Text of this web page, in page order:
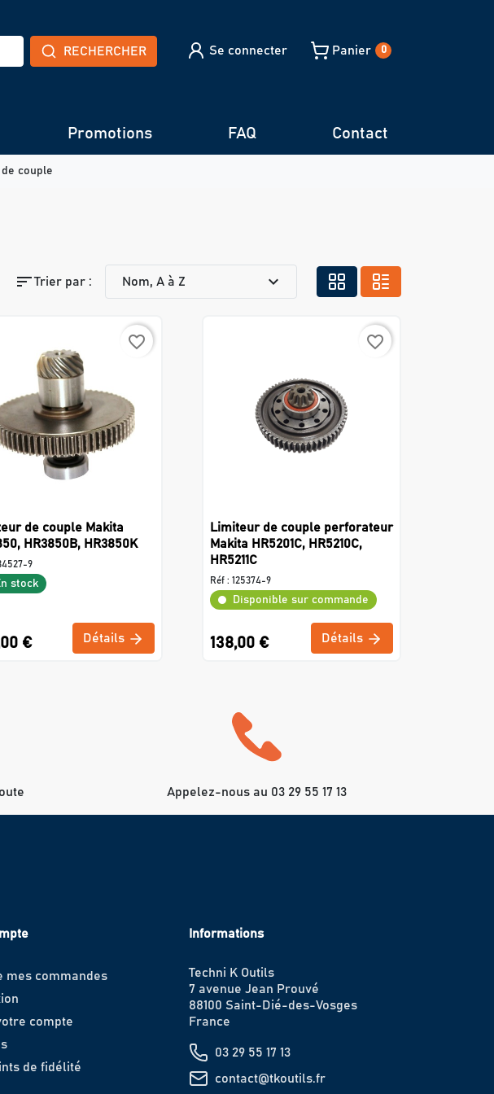
RECHERCHER Se connecter Panier 0
Promotions FAQ Contact
couple
sortTrier par : Nom, A à Z expand_more
favorite_border
de couple Makita
HR3850B, HR3850K
9
stock
€ Détails
favorite_border
Limiteur de couple perforateur
Makita HR5201C, HR5210C,
HR5211C
Réf : 125374-9
Disponible sur commande
138,00 € Détails
Appelez-nous au 03 29 55 17 13
mes commandes
compte
de fidélité
Informations
Techni K Outils
7 avenue Jean Prouvé
88100 Saint-Dié-des-Vosges
France
03 29 55 17 13
contact@tkoutils.fr